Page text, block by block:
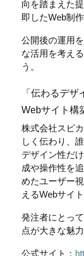
向を踏まえた
即したWeb制
公開後の運用
な活用を考え
う。
「伝わるデ
Webサイト構
株式会社スピ
しく伝わり、
デザイン性だ
成や操作性を
めたユーザー
えるWebサイ
発注者にとっ
点が大きな魅力
公式サイト：